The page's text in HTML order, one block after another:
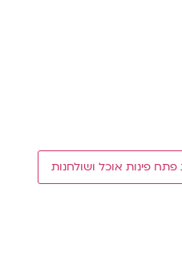
פתח פינות אוכל ושולחנות